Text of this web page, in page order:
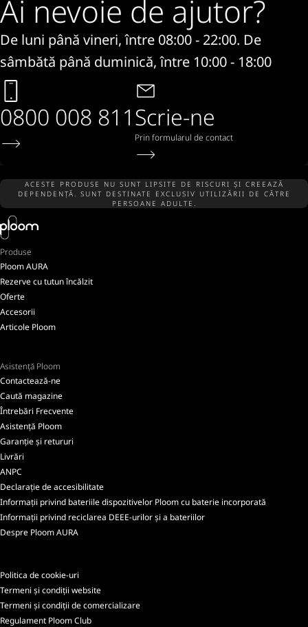
Ai nevoie de ajutor?
De luni până vineri, între 08:00 - 22:00. De
sâmbătă până duminică, între 10:00 - 18:00
0800 008 811Scrie-ne
Prin formularul de contact
ACESTE PRODUSE NU SUNT LIPSITE DE RISCURI ȘI CREEAZĂ
DEPENDENȚĂ. SUNT DESTINATE EXCLUSIV UTILIZĂRII DE CĂTRE
PERSOANE ADULTE.
Produse
Ploom AURA
Rezerve cu tutun încălzit
Oferte
Accesorii
Articole Ploom
Asistență Ploom
Contactează-ne
Caută magazine
Întrebări Frecvente
Asistență Ploom
Garanție și retururi
Livrări
ANPC
Declarație de accesibilitate
Informații privind bateriile dispozitivelor Ploom cu baterie incorporată
Informații privind reciclarea DEEE-urilor și a bateriilor
Despre Ploom AURA
Politica de cookie-uri
Termeni și condiții website
Termeni și condiții de comercializare
Regulament Ploom Club